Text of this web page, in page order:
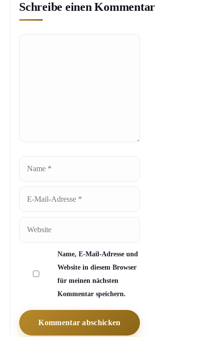
Schreibe einen Kommentar
Adresse
Name, E-Mail-Adresse und
Website in diesem Browser
für meinen nächsten
Kommentar speichern.